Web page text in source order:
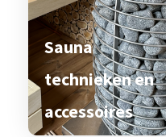
Sauna
technieken en
accessoires